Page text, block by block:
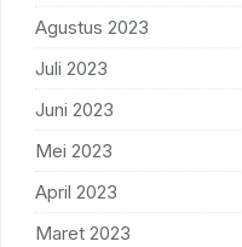
Agustus 2023
Juli 2023
Juni 2023
Mei 2023
April 2023
Maret 2023